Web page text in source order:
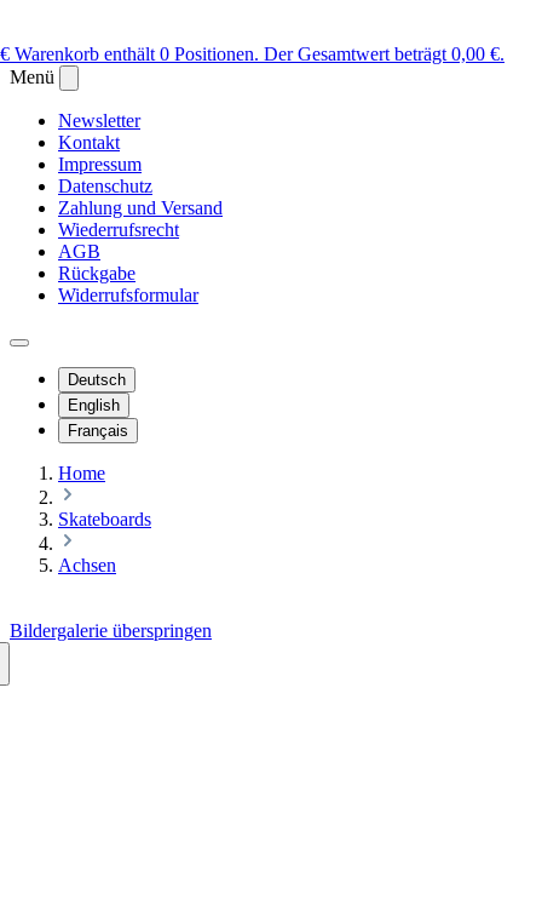
Warenkorb enthält 0 Positionen. Der Gesamtwert beträgt 0,00 €.
Menü
Newsletter
Kontakt
Impressum
Datenschutz
Zahlung und Versand
Wiederrufsrecht
AGB
Rückgabe
Widerrufsformular
Deutsch
English
Français
Home
Skateboards
Achsen
Bildergalerie überspringen